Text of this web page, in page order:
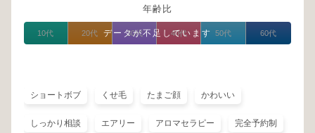
年齢比
データが不足しています
10代 20代 30代 40代 50代 60代
ショートボブ くせ毛 たまご顔 かわいい
しっかり相談 エアリー アロマセラピー 完全予約制